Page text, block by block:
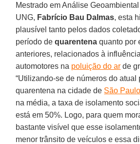
Mestrado em Análise
UNG, Fabrício Bau Dalmas, esta
plausível tanto pelos dados
período dequarentena quanto por
anteriores, relacionados à
automotores na poluição do ar de
“Utilizando-se de números do atual
quarentena na cidade de São Paulo
na média, a taxa de isolamento
está em 50%. Logo, para quem
bastante visível que esse
menor trânsito de veículos e essa